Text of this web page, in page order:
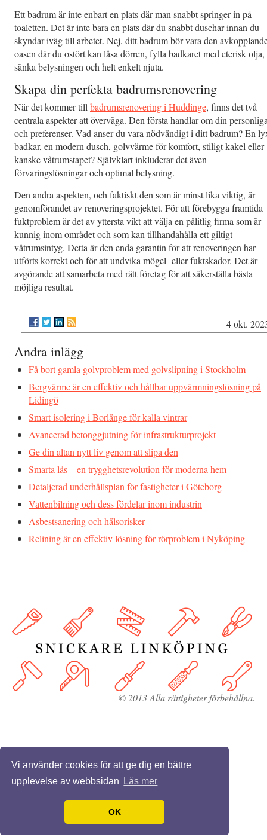
Vi använder cookies för att ge dig en bättre
upplevelse av webbsidan
Läs mer
OK
Ett badrum är inte enbart en plats där man snabbt springer in på
toaletten. Det är inte bara en plats där du snabbt duschar innan du
skyndar iväg till arbetet. Nej, ditt badrum bör vara den
oasen där du ostört kan låsa dörren, fylla badkaret med eterisk olja,
sänka belysningen och helt enkelt njuta.
Skapa din perfekta badrumsrenovering
När det kommer till badrumsrenovering i Huddinge, finns det två
centrala aspekter att överväga. Den första handlar om din
och preferenser. Vad anser du vara nödvändigt i ditt badrum? En
badkar, en modern dusch, golvvärme för komfort, stiligt kakel eller
kanske våtrumstapet? Självklart inkluderar det även
förvaringslösningar och optimal belysning.
Den andra aspekten, och faktiskt den som är minst lika viktig, är
genomförandet av renoveringsprojektet. För att förebygga framtida
fuktproblem är det av yttersta vikt att välja en pålitlig firma som är
kunnig inom området och som kan tillhandahålla ett giltigt
våtrumsintyg. Detta är den enda garantin för att renoveringen har
utförts korrekt och för att undvika mögel- eller fuktskador. Det är
avgörande att samarbeta med rätt företag för att säkerställa bästa
möjliga resultat.
4 okt.
Andra inlägg
Få bort gamla golvproblem med golvslipning i Stockholm
Bergvärme är en effektiv och hållbar uppvärmningslösning på
Lidingö
Smart isolering i Borlänge för kalla vintrar
Avancerad betonggjutning för infrastrukturprojekt
Ge din altan nytt liv genom att slipa den
Smarta lås – en trygghetsrevolution för moderna hem
Detaljerad underhållsplan för fastigheter i Göteborg
Vattenbilning och dess fördelar inom industrin
Asbestsanering och hälsorisker
Relining är en effektiv lösning för rörproblem i Nyköping
© 2013 Alla rättigheter förbehållna.